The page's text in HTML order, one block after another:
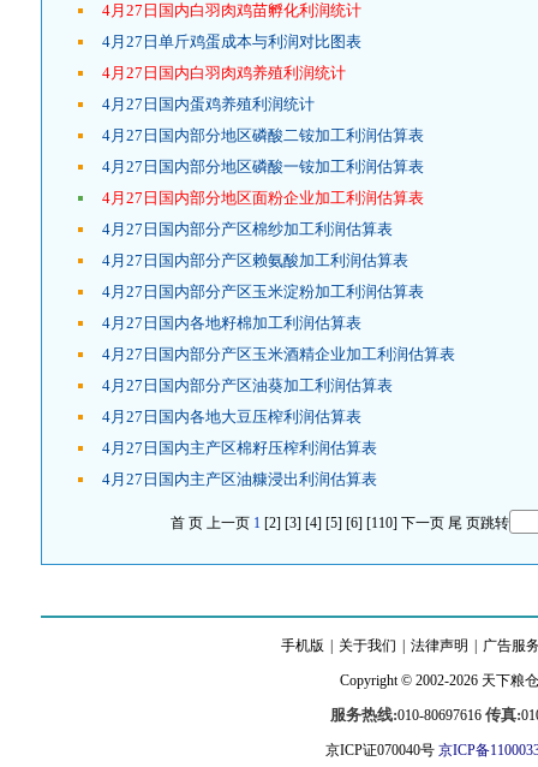
4月27日国内白羽肉鸡苗孵化利润统计
4月27日单斤鸡蛋成本与利润对比图表
4月27日国内白羽肉鸡养殖利润统计
4月27日国内蛋鸡养殖利润统计
4月27日国内部分地区磷酸二铵加工利润估算表
4月27日国内部分地区磷酸一铵加工利润估算表
4月27日国内部分地区面粉企业加工利润估算表
4月27日国内部分产区棉纱加工利润估算表
4月27日国内部分产区赖氨酸加工利润估算表
4月27日国内部分产区玉米淀粉加工利润估算表
4月27日国内各地籽棉加工利润估算表
4月27日国内部分产区玉米酒精企业加工利润估算表
4月27日国内部分产区油葵加工利润估算表
4月27日国内各地大豆压榨利润估算表
4月27日国内主产区棉籽压榨利润估算表
4月27日国内主产区油糠浸出利润估算表
首 页 上一页 1 [2] [3] [4] [5] [6] [110] 下一页 尾 页跳转
手机版 关于我们 法律声明 广告服
Copyright © 2002-2026 天下粮仓
服务热线:010-80697616 传真:
京ICP证070040号 京ICP备